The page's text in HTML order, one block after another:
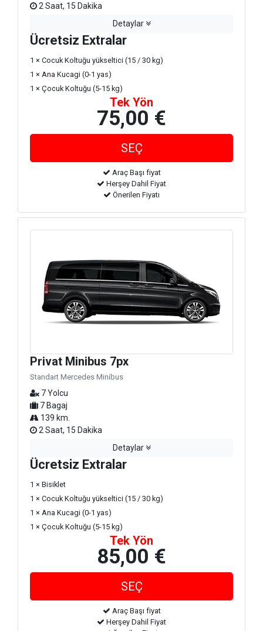
2 Saat, 15 Dakika
Detaylar
Ücretsiz Extralar
1 × Cocuk Koltuğu yükseltici (15 / 30 kg)
1 × Ana Kucagi (0-1 yas)
1 × Çocuk Koltuğu (5-15 kg)
Tek Yön
75,00 €
Araç Başı fiyat
Herşey Dahil Fiyat
Önerilen Fiyatı
Privat Minibus 7px
Standart Mercedes Minibus
7 Yolcu
7 Bagaj
139 km.
2 Saat, 15 Dakika
Detaylar
Ücretsiz Extralar
1 × Bisiklet
1 × Cocuk Koltuğu yükseltici (15 / 30 kg)
1 × Ana Kucagi (0-1 yas)
1 × Çocuk Koltuğu (5-15 kg)
Tek Yön
85,00 €
Araç Başı fiyat
Herşey Dahil Fiyat